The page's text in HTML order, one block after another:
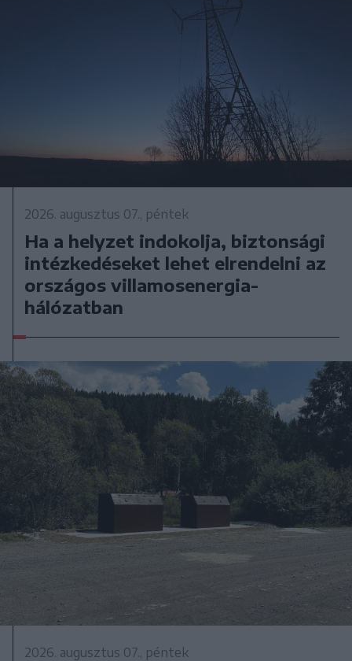
2026. augusztus 07., péntek
Ha a helyzet indokolja, biztonsági
intézkedéseket lehet elrendelni az
országos villamosenergia-
hálózatban
2026. augusztus 07., péntek